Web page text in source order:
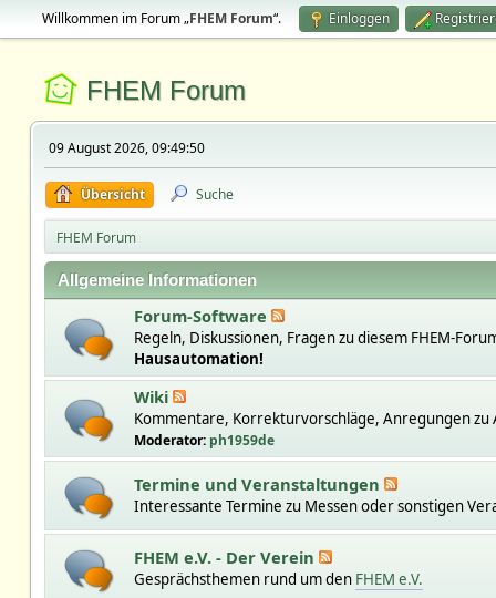
Willkommen im Forum „FHEM Forum“. Einloggen
FHEM Forum
09 August 2026, 09:49:50
Übersicht Suche
FHEM Forum
Allgemeine Informationen
Forum-Software
Regeln, Diskussionen, Fragen zu diesem FHEM-
Hausautomation!
Wiki
Kommentare, Korrekturvorschläge, Anregungen zu
Moderator: ph1959de
Termine und Veranstaltungen
Interessante Termine zu Messen oder sonstigen
FHEM e.V. - Der Verein
Gesprächsthemen rund um den FHEM e.V.